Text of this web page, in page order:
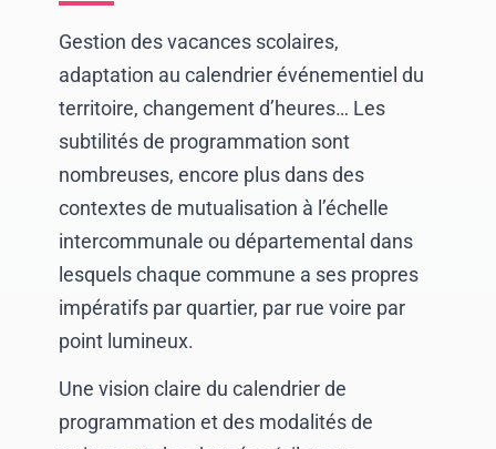
Gestion des vacances scolaires,
adaptation au calendrier événementiel du
territoire, changement d’heures… Les
subtilités de programmation sont
nombreuses, encore plus dans des
contextes de mutualisation à l’échelle
intercommunale ou départemental dans
lesquels chaque commune a ses propres
impératifs par quartier, par rue voire par
point lumineux.
Une vision claire du calendrier de
programmation et des modalités de